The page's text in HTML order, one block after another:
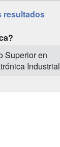
resultados
Superior en
Industrial